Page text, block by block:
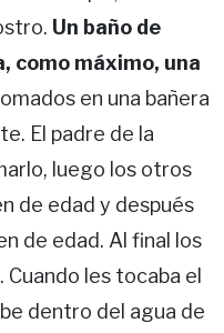
Un baño de
como máximo, una
en una bañera
El padre de la
luego los otros
de edad y después
de edad. Al final los
les tocaba el
dentro del agua de